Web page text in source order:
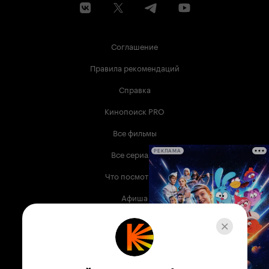
Соглашение
Правила рекомендаций
Справка
Кинопоиск PRO
Все фильмы
Все сериалы
Что посмотреть
Афиша
Музыка
Телепрограмма
РЕКЛАМА